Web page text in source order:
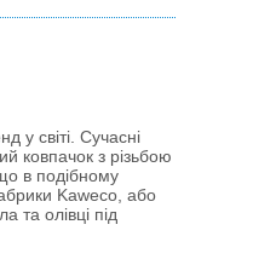
у світі. Сучасні
ковпачок з різьбою
в подібному
Kaweco, або
та олівці під